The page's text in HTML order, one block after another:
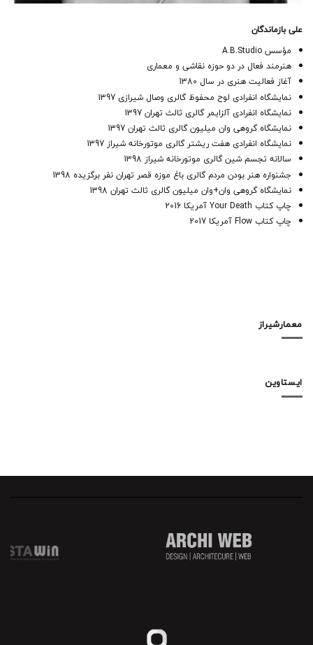
علی بازماندگان
مؤسس A.B.Studio
هنرمند فعال در دو حوزه نقاشی و معماری
آغاز فعالیت هنری در سال 1380
نمایشگاه انفرادی لوح محفوظ گالری وصال شیرازی 1397
نمایشگاه انفرادی آلزایمر گالری ثالث تهران 1397
نمایشگاه گروهی وان میلیون گالری ثالث تهران 1397
نمایشگاه انفرادی هفت ریشتر گالری موتورخانه شیراز 1397
سالانه تجسم شین گالری موتورخانه شیراز 1398
جشنواره هنر بودن مردم گالری باغ موزه قصر تهران نفر برگزیده 1398
نمایشگاه گروهی وان+وان میلیون گالری ثالث تهران 1398
چاپ کتاب Your Death آمریکا 2016
چاپ کتاب Flow آمریکا 2017
معمارشیراز
ایستاوین